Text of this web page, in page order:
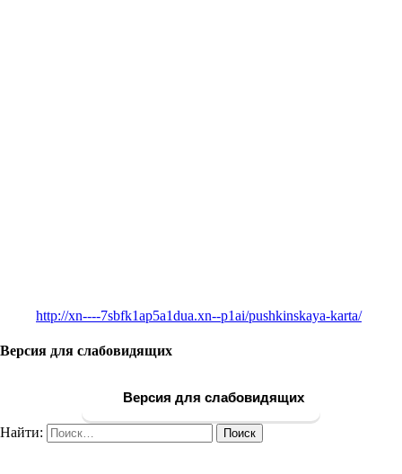
http://xn----7sbfk1ap5a1dua.xn--p1ai/pushkinskaya-karta/
Версия для слабовидящих
Версия для слабовидящих
Найти: